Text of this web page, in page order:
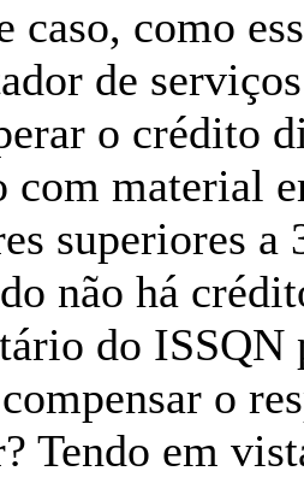
caso, como
de
o crédito
com material
superiores a
não há
do ISSQN
o
Tendo em